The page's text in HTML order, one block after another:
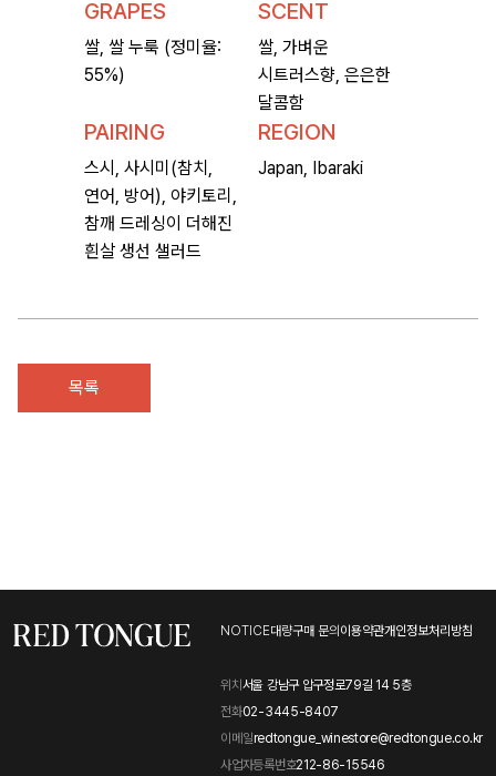
GRAPES
쌀, 쌀 누룩 (정미율:
55%)
SCENT
쌀, 가벼운
시트러스향, 은은한
달콤함
PAIRING
스시, 사시미(참치,
연어, 방어), 야키토리,
참깨 드레싱이 더해진
흰살 생선 샐러드
REGION
Japan, Ibaraki
목록
NOTICE대량구매 문의이용약관개인정보처리방침
위치서울 강남구 압구정로79길 14 5층
전화02-3445-8407
이메일redtongue_winestore@redtongue.co.kr
사업자등록번호212-86-15546